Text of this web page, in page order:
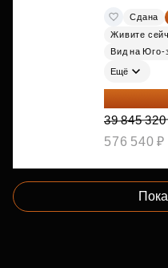
Сдана
Живите
Вид на Юго-
Ещё
35 860
39 845
576 540 ₽